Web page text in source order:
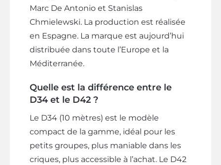
Marc De Antonio et Stanislas
Chmielewski. La production est réalisée
en Espagne. La marque est aujourd’hui
distribuée dans toute l’Europe et la
Méditerranée.
Quelle est la différence entre le
D34 et le D42 ?
Le D34 (10 mètres) est le modèle
compact de la gamme, idéal pour les
petits groupes, plus maniable dans les
criques, plus accessible à l’achat. Le D42